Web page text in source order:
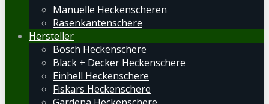
Manuelle Heckenscheren
Rasenkantenschere
Hersteller
Bosch Heckenschere
Black + Decker Heckenschere
Einhell Heckenschere
Fiskars Heckenschere